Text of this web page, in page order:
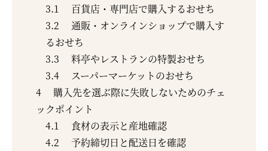
3.1
百貨店・専門店で購入するおせち
3.2
通販・オンラインショップで購入す
るおせち
3.3
料亭やレストランの特製おせち
3.4
スーパーマーケットのおせち
4
購入先を選ぶ際に失敗しないためのチェ
ックポイント
4.1
食材の表示と産地確認
4.2
予約締切日と配送日を確認